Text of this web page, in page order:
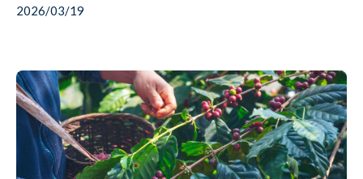
2026/03/19